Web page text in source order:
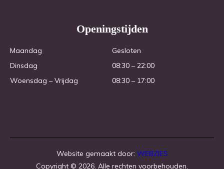
Openingstijden
Maandag
Dinsdag
Woensdag – Vrijdag
Gesloten
08:30 – 22:00
08:30 – 17:00
Website gemaakt door: WEBZIES
Copyright © 2026. Alle rechten voorbehouden.